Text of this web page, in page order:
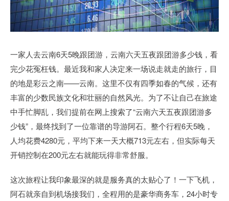
一家人去云南6天5晚跟团游，云南六天五夜跟团游多少钱，看
完少花冤枉钱。最近我和家人决定来一场说走就走的旅行，目
的地是彩云之南——云南。这里不仅有四季如春的气候，还有
丰富的少数民族文化和壮丽的自然风光。为了不让自己在旅途
中手忙脚乱，我们提前在网上搜索了“云南六天五夜跟团游多
少钱”，最终找到了一位靠谱的导游阿石。整个行程6天5晚，
人均花费4280元，平均下来一天大概713元左右，但实际每天
开销控制在200元左右就能玩得非常舒服。
这次旅程让我印象最深的就是服务真的太贴心了！一下飞机，
阿石就亲自到机场接我们，全程用的是豪华商务车，24小时专